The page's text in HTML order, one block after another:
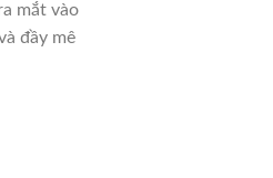
mắt vào
đầy mê